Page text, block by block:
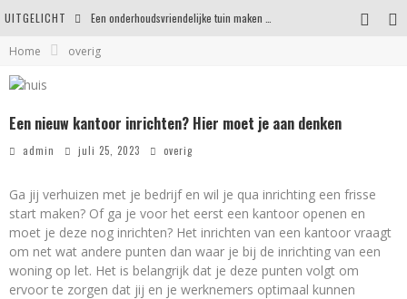
UITGELICHT
Waarom persoonlijk matrasadvies het verschil maakt
Home overig
Een nieuw kantoor inrichten? Hier moet je aan denken
admin juli 25, 2023 overig
Ga jij verhuizen met je bedrijf en wil je qua inrichting een frisse
start maken? Of ga je voor het eerst een kantoor openen en
moet je deze nog inrichten? Het inrichten van een kantoor vraagt
om net wat andere punten dan waar je bij de inrichting van een
woning op let. Het is belangrijk dat je deze punten volgt om
ervoor te zorgen dat jij en je werknemers optimaal kunnen